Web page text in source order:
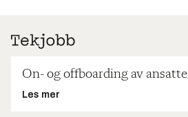
On- og offboarding av ansatte
Les mer